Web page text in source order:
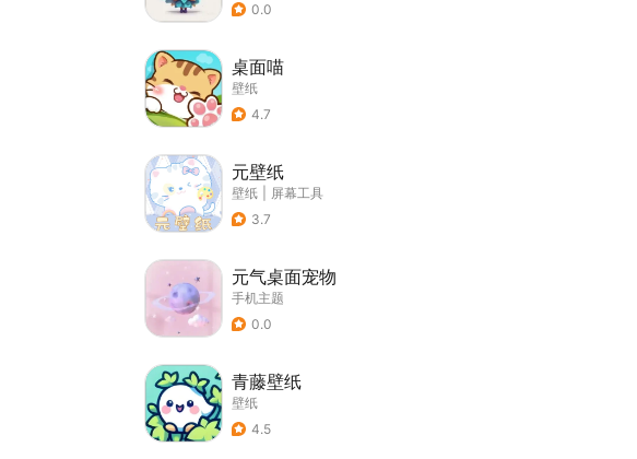
0.0
桌面喵
壁纸
4.7
元壁纸
壁纸
屏幕工具
3.7
元气桌面宠物
手机主题
0.0
青藤壁纸
壁纸
4.5